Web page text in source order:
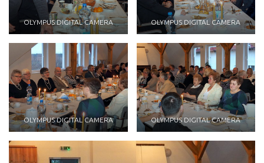
OLYMPUS DIGITAL CAMERA OLYMPUS DIGITAL CAMERA
OLYMPUS DIGITAL CAMERA OLYMPUS DIGITAL CAMERA